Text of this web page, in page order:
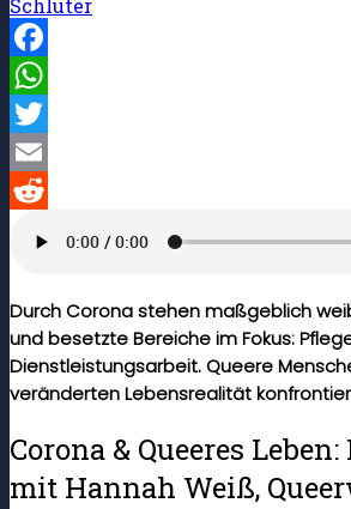
Facebook
WhatsApp
Twitter
Email
Durch Corona stehen maßgeblich
und besetzte Bereiche im Fokus:
Dienstleistungsarbeit. Queere
veränderten Lebensrealität
Corona & Queeres
mit Hannah Weiß,